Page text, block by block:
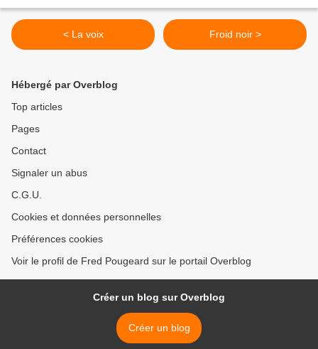
< La voix Froid noir >
Hébergé par Overblog
Top articles
Pages
Contact
Signaler un abus
C.G.U.
Cookies et données personnelles
Préférences cookies
Voir le profil de Fred Pougeard sur le portail Overblog
Créer un blog sur Overblog
Créer un blog